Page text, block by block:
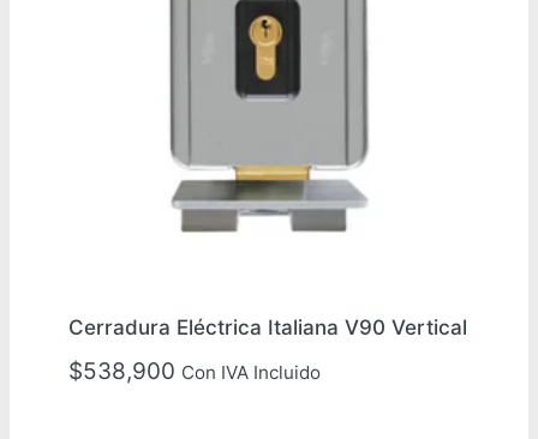
Cerradura Eléctrica Italiana V90 Vertical
$538,900 Con IVA Incluido